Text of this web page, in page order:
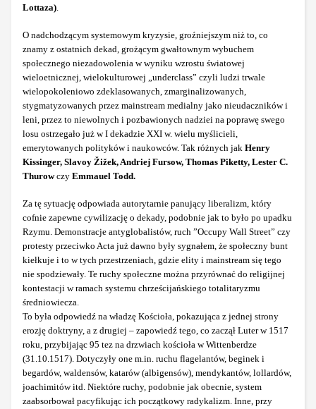
Lottaza).
O nadchodzącym systemowym kryzysie, groźniejszym niż to, co
znamy z ostatnich dekad, grożącym gwałtownym wybuchem
społecznego niezadowolenia w wyniku wzrostu światowej
wieloetnicznej, wielokulturowej „underclass” czyli ludzi trwale
wielopokoleniowo zdeklasowanych, zmarginalizowanych,
stygmatyzowanych przez mainstream medialny jako nieudaczników i
leni, przez to niewolnych i pozbawionych nadziei na poprawę swego
losu ostrzegało już w I dekadzie XXI w. wielu myślicieli,
emerytowanych polityków i naukowców. Tak różnych jak Henry
Kissinger, Slavoy Žižek, Andriej Fursow, Thomas Piketty, Lester C.
Thurowczy Emmauel Todd.
Za tę sytuację odpowiada autorytarnie panujący liberalizm, który
cofnie zapewne cywilizację o dekady, podobnie jak to było po upadku
Rzymu. Demonstracje antyglobalistów, ruch ”Occupy Wall Street” czy
protesty przeciwko Acta już dawno były sygnałem, że społeczny bunt
kiełkuje i to w tych przestrzeniach, gdzie elity i mainstream się tego
nie spodziewały. Te ruchy społeczne można przyrównać do religijnej
kontestacji w ramach systemu chrześcijańskiego totalitaryzmu
średniowiecza.
To była odpowiedź na władzę Kościoła, pokazująca z jednej strony
erozję doktryny, a z drugiej – zapowiedź tego, co zaczął Luter w 1517
roku, przybijając 95 tez na drzwiach kościoła w Wittenberdze
(31.10.1517). Dotyczyły one m.in. ruchu flagelantów, beginek i
begardów, waldensów, katarów (albigensów), mendykantów, lollardów,
joachimitów itd. Niektóre ruchy, podobnie jak obecnie, system
zaabsorbował pacyfikując ich początkowy radykalizm. Inne, przy